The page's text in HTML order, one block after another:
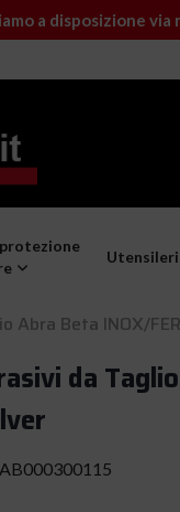
a disposizione via
Abra Beta INOX/
da
AB000300115